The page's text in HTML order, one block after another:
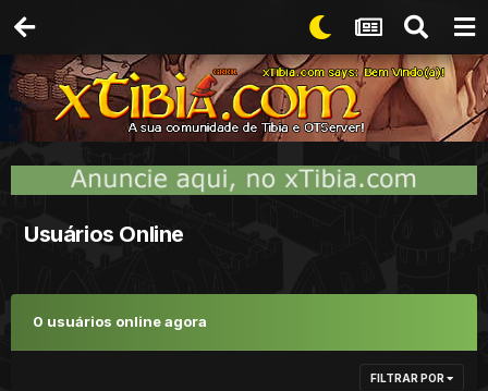
Usuários Online
0 usuários online agora
FILTRAR POR